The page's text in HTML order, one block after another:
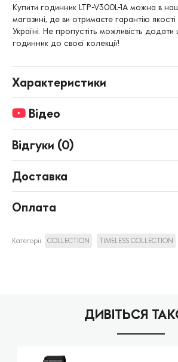
Купити годинник LTP-V300L-1A можна в
магазині, де ви отримаєте гарантію
Україні. Не пропустіть можливість
годинник до своєї колекції!
Характеристики
Відео
Відгуки (0)
Доставка
Оплата
Категорії: COLLECTION TIMELESS COLLECTION
ДИВІТЬСЯ